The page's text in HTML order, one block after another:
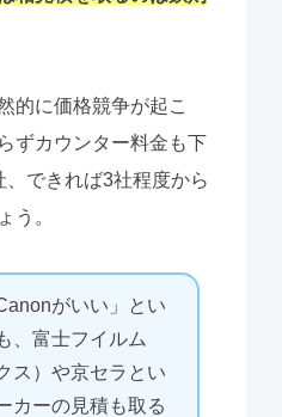
的に価格競争が起こ
ずカウンター料金も下
できれば3社程度から
う。
がいい」とい
、富士フイルム
ス）や京セラとい
カーの見積も取る